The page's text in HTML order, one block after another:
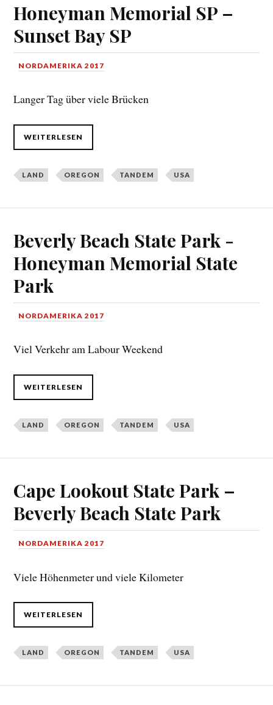
Honeyman Memorial SP –
Sunset Bay SP
NORDAMERIKA 2017
Langer Tag über viele Brücken
WEITERLESEN
LAND OREGON TANDEM USA
Beverly Beach State Park -
Honeyman Memorial State
Park
NORDAMERIKA 2017
Viel Verkehr am Labour Weekend
WEITERLESEN
LAND OREGON TANDEM USA
Cape Lookout State Park –
Beverly Beach State Park
NORDAMERIKA 2017
Viele Höhenmeter und viele Kilometer
WEITERLESEN
LAND OREGON TANDEM USA